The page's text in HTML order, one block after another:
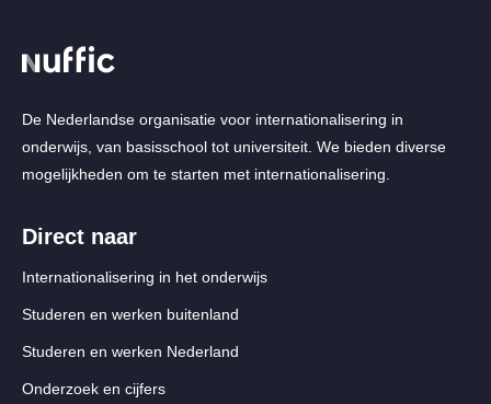
De Nederlandse organisatie voor internationalisering in
onderwijs, van basisschool tot universiteit. We bieden diverse
mogelijkheden om te starten met internationalisering.
Direct naar
Internationalisering in het onderwijs
Studeren en werken buitenland
Studeren en werken Nederland
Onderzoek en cijfers